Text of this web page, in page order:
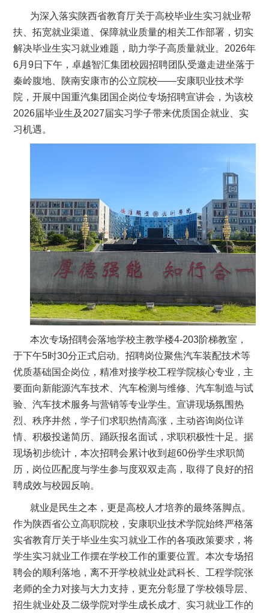
为深入落实陕西省教育厅关于高校毕业生实习就业帮
扶、拓宽就业渠道、保障就业质量的相关工作部署，切实
解决毕业生实习就业难题，助力学子高质量就业。2026年
6月9日下午，卓越智汇集团校园招聘团队受邀走进坐落于
秦岭腹地、陕南安康市的公立院校——安康职业技术学
院，开展中国重汽集团国企岗位专场招聘宣讲会，为该校
2026届毕业生及2027届实习学子带来优质国企就业、实
习机遇。
本次专场招聘会落地学校主教学楼4-203阶梯教室，
于下午5时30分正式启动。招聘岗位聚焦汽车装配技术等
优质基础国企岗位，精准对接学校工程学院核心专业，主
要面向新能源汽车技术、汽车检测与维修、汽车制造与试
验、汽车技术服务与营销等专业学生。宣讲现场氛围热
烈、秩序井然，学子们求职热情高涨，主动咨询岗位详
情、积极投递简历、踊跃报名面试，求职积极性十足。据
现场初步统计，本次招聘会累计收到超60份学生求职简
历，岗位匹配度与学生参与度双双走高，取得了良好的招
聘成效与校园反响。
就业是民生之本，更是高校人才培养的最终落脚点。
作为陕西省公立高职院校，安康职业技术学院始终严格落
实省教育厅关于毕业生实习就业工作的各项政策要求，将
学生实习就业工作摆在学校工作的重要位置。本次专场招
聘会的顺利落地，离不开学校就业处武科长、工程学院张
老师的全力对接与大力支持，更充分彰显了学校领导层、
招生就业处及二级学院对学生成长成才、实习就业工作的